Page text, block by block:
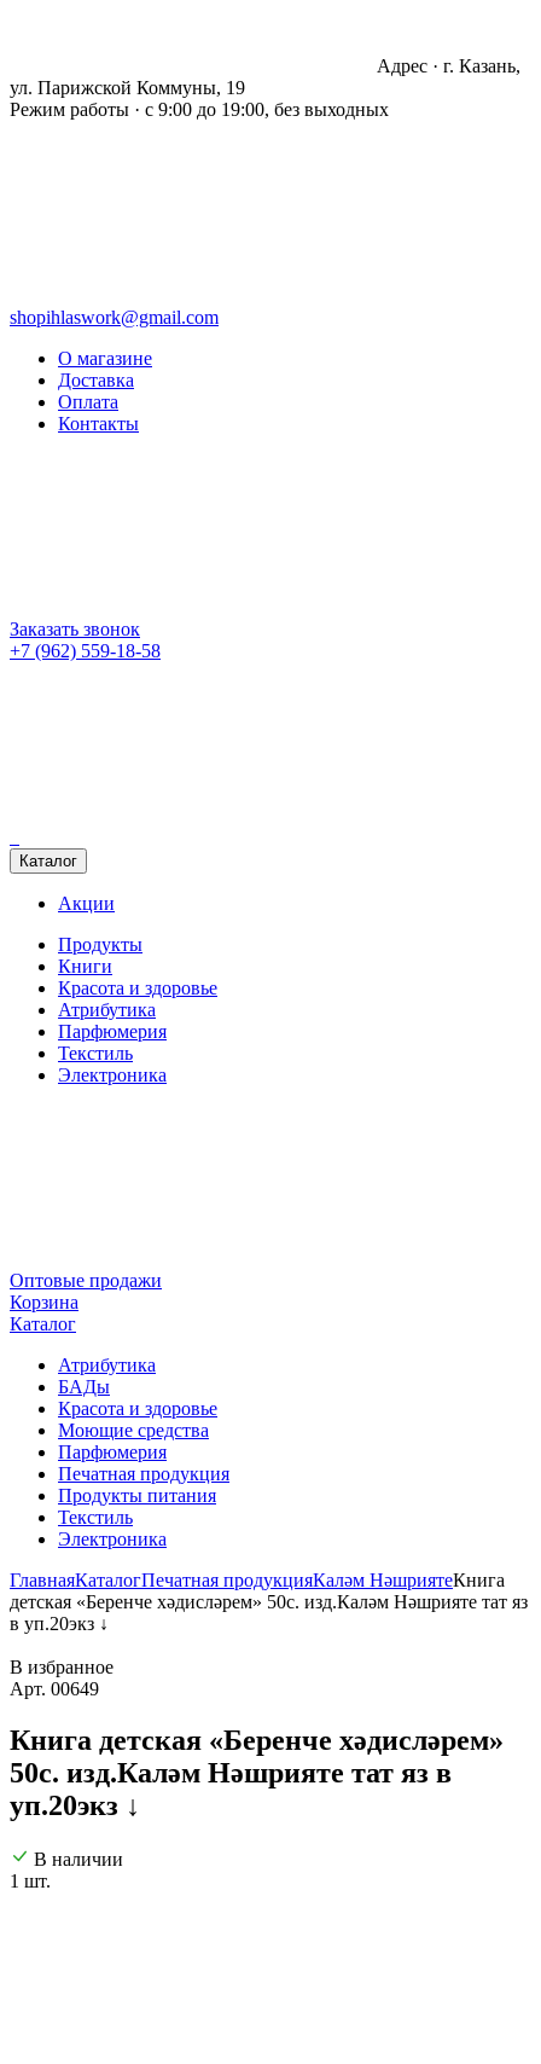
Адрес · г. Казань,
ул. Парижской Коммуны, 19
Режим работы · с 9:00 до 19:00, без выходных
shopihlaswork@gmail.com
О магазине
Доставка
Оплата
Контакты
Заказать звонок
+7 (962) 559-18-58
Каталог
Акции
Продукты
Книги
Красота и здоровье
Атрибутика
Парфюмерия
Текстиль
Электроника
Оптовые продажи
Корзина
Каталог
Атрибутика
БАДы
Красота и здоровье
Моющие средства
Парфюмерия
Печатная продукция
Продукты питания
Текстиль
Электроника
ГлавнаяКаталогПечатная продукцияКаләм НәшриятеКнига
детская «Беренче хәдисләрем» 50с. изд.Каләм Нәшрияте тат яз
в уп.20экз ↓
В избранное
Арт. 00649
Книга детская «Беренче хәдисләрем»
50с. изд.Каләм Нәшрияте тат яз в
уп.20экз ↓
В наличии
1 шт.